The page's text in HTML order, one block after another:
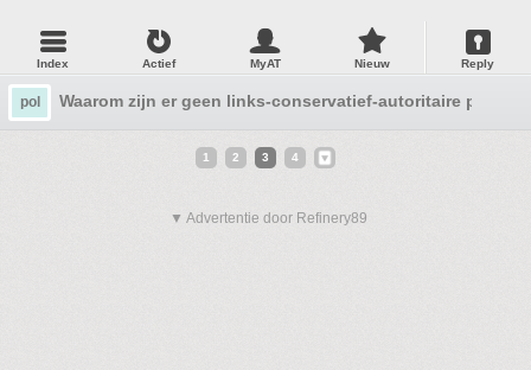
Index Actief MyAT Nieuw Reply
pol Waarom zijn er geen links-conservatief-autoritaire
1 2 3 4
▼ Advertentie door Refinery89